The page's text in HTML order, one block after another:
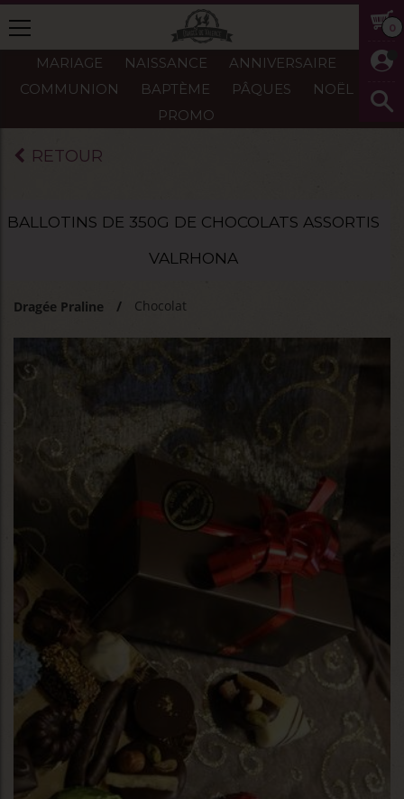
0
MARIAGE NAISSANCE
ANNIVERSAIRE
COMMUNION
BAPTÈME PÂQUES
NOËL
PROMO
RETOUR
BALLOTINS DE 350G DE CHOCOLATS ASSORTIS
VALRHONA
Dragée Praline Chocolat